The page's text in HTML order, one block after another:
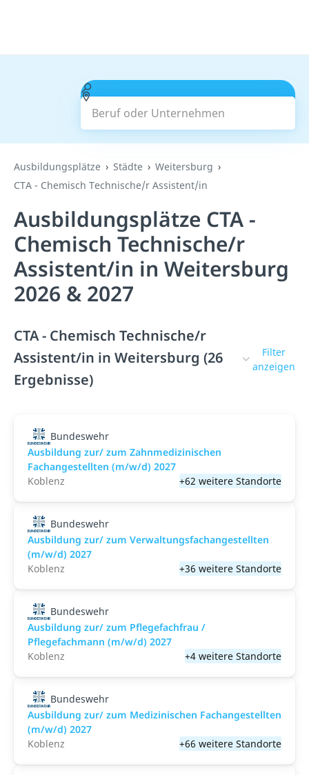
Beruf oder Unternehmen
Suchen
Ausbildungsplätze Städte
Weitersburg
CTA - Chemisch Technische/r Assistent/in
Ausbildungsplätze CTA -
Chemisch Technische/r
Assistent/in in Weitersburg
2026 & 2027
CTA - Chemisch Technische/r
Assistent/in in Weitersburg (26
Ergebnisse)
Filter
anzeigen
Bundeswehr
Ausbildung zur/ zum Zahnmedizinischen
Fachangestellten (m/w/d) 2027
Koblenz
+62 weitere Standorte
Bundeswehr
Ausbildung zur/ zum Verwaltungsfachangestellten
(m/w/d) 2027
Koblenz
+36 weitere Standorte
Bundeswehr
Ausbildung zur/ zum Pflegefachfrau /
Pflegefachmann (m/w/d) 2027
Koblenz
+4 weitere Standorte
Bundeswehr
Ausbildung zur/ zum Medizinischen Fachangestellten
(m/w/d) 2027
Koblenz
+66 weitere Standorte